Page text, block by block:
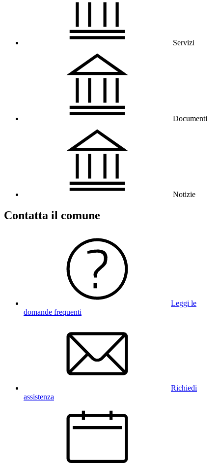
Servizi
Documenti
Notizie
Contatta il comune
Leggi le
domande frequenti
Richiedi
assistenza